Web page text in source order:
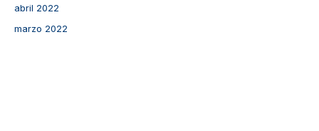
abril 2022
marzo 2022